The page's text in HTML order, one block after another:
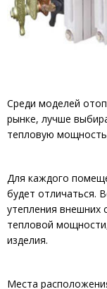
Среди моделей
рынке, лучше
тепловую
Для каждого
будет отличаться.
утепления внешних
тепловой
изделия.
Места